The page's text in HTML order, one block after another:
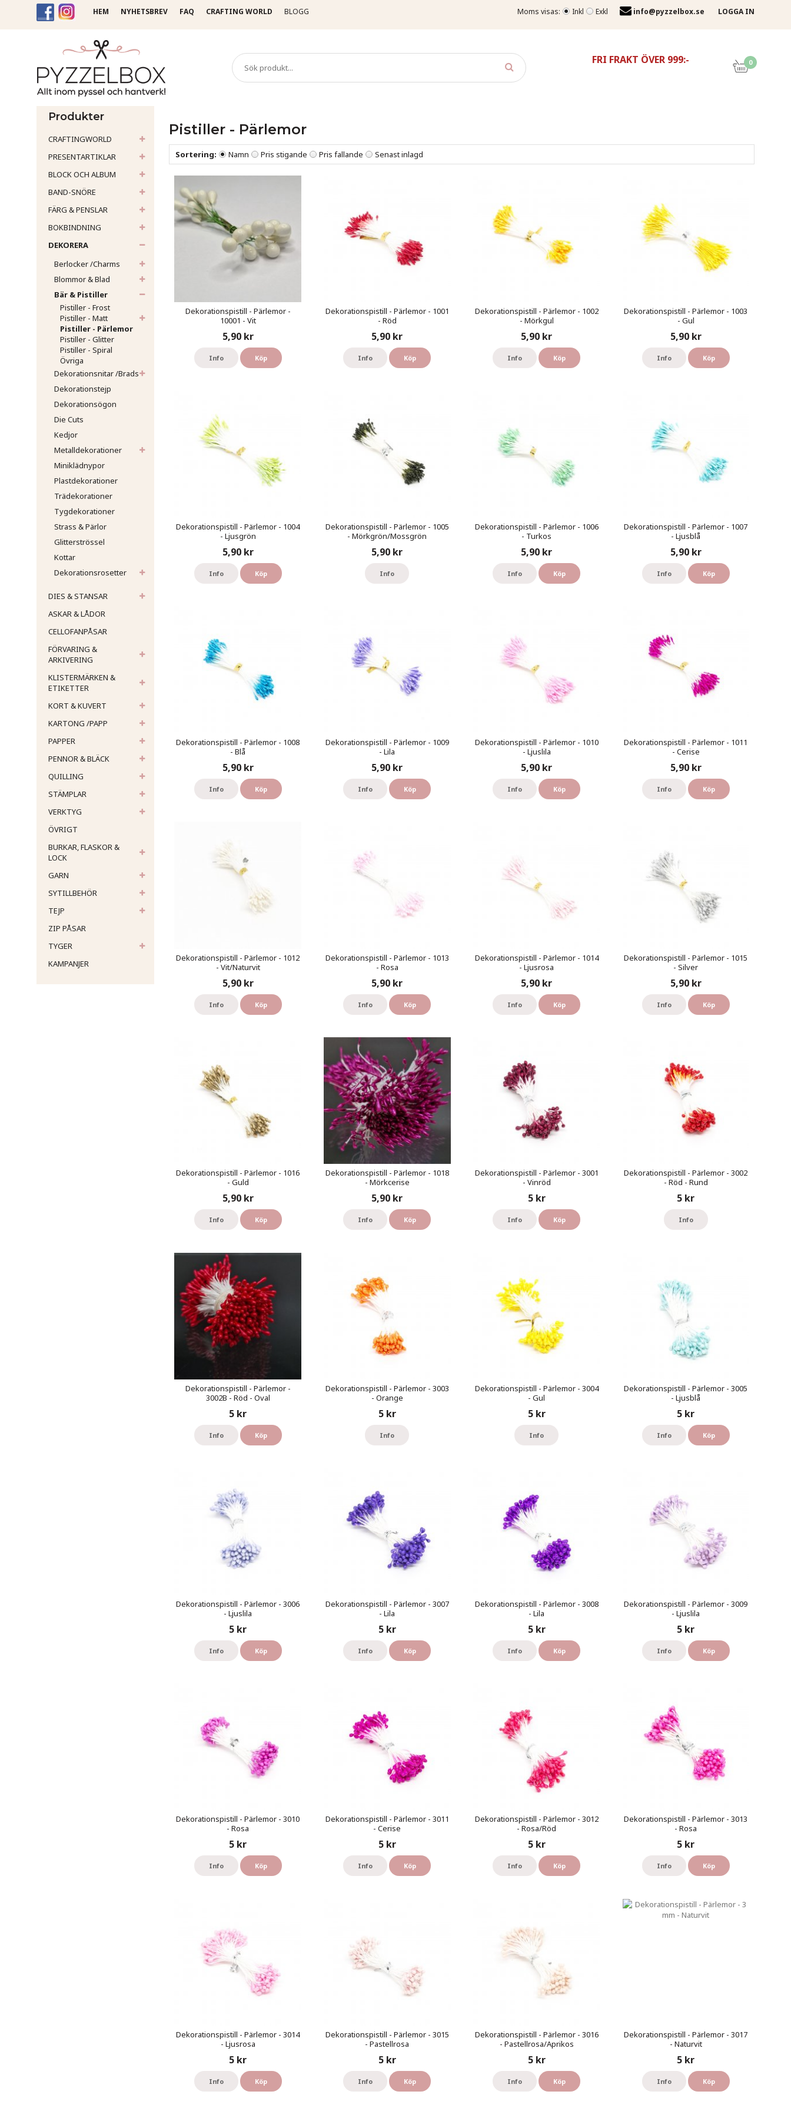
Moms visas: Inkl Exkl info@pyzzelbox.se LOGGA IN
HEM NYHETSBREV FAQ CRAFTING WORLD BLOGG
FRI FRAKT ÖVER 999:- 0
Produkter
CRAFTINGWORLD
PRESENTARTIKLAR
BLOCK OCH ALBUM
BAND-SNÖRE
FÄRG & PENSLAR
BOKBINDNING
DEKORERA
Berlocker /Charms
Blommor & Blad
Bär & Pistiller
Pistiller - Frost
Pistiller - Matt
Pistiller - Pärlemor
Pistiller - Glitter
Pistiller - Spiral
Övriga
Dekorationsnitar /Brads
Dekorationstejp
Dekorationsögon
Die Cuts
Kedjor
Metalldekorationer
Miniklädnypor
Plastdekorationer
Trädekorationer
Tygdekorationer
Strass & Pärlor
Glitterströssel
Kottar
Dekorationsrosetter
DIES & STANSAR
ASKAR & LÅDOR
CELLOFANPÅSAR
FÖRVARING &
ARKIVERING
KLISTERMÄRKEN &
ETIKETTER
KORT & KUVERT
KARTONG /PAPP
PAPPER
PENNOR & BLÄCK
QUILLING
STÄMPLAR
VERKTYG
ÖVRIGT
BURKAR, FLASKOR &
LOCK
GARN
SYTILLBEHÖR
TEJP
ZIP PÅSAR
TYGER
KAMPANJER
Pistiller - Pärlemor
Sortering: Namn Pris stigande Pris fallande Senast inlagd
Dekorationspistill - Pärlemor -
10001 - Vit
5,90 kr
Info Köp
Dekorationspistill - Pärlemor - 1001
- Röd
5,90 kr
Info Köp
Dekorationspistill - Pärlemor - 1002
- Mörkgul
5,90 kr
Info Köp
Dekorationspistill - Pärlemor - 1003
- Gul
5,90 kr
Info Köp
Dekorationspistill - Pärlemor - 1004
- Ljusgrön
5,90 kr
Info Köp
Dekorationspistill - Pärlemor - 1005
- Mörkgrön/Mossgrön
5,90 kr
Info
Dekorationspistill - Pärlemor - 1006
- Turkos
5,90 kr
Info Köp
Dekorationspistill - Pärlemor - 1007
- Ljusblå
5,90 kr
Info Köp
Dekorationspistill - Pärlemor - 1008
- Blå
5,90 kr
Info Köp
Dekorationspistill - Pärlemor - 1009
- Lila
5,90 kr
Info Köp
Dekorationspistill - Pärlemor - 1010
- Ljuslila
5,90 kr
Info Köp
Dekorationspistill - Pärlemor - 1011
- Cerise
5,90 kr
Info Köp
Dekorationspistill - Pärlemor - 1012
- Vit/Naturvit
5,90 kr
Info Köp
Dekorationspistill - Pärlemor - 1013
- Rosa
5,90 kr
Info Köp
Dekorationspistill - Pärlemor - 1014
- Ljusrosa
5,90 kr
Info Köp
Dekorationspistill - Pärlemor - 1015
- Silver
5,90 kr
Info Köp
Dekorationspistill - Pärlemor - 1016
- Guld
5,90 kr
Info Köp
Dekorationspistill - Pärlemor - 1018
- Mörkcerise
5,90 kr
Info Köp
Dekorationspistill - Pärlemor - 3001
- Vinröd
5 kr
Info Köp
Dekorationspistill - Pärlemor - 3002
- Röd - Rund
5 kr
Info
Dekorationspistill - Pärlemor -
3002B - Röd - Oval
5 kr
Info Köp
Dekorationspistill - Pärlemor - 3003
- Orange
5 kr
Info
Dekorationspistill - Pärlemor - 3004
- Gul
5 kr
Info
Dekorationspistill - Pärlemor - 3005
- Ljusblå
5 kr
Info Köp
Dekorationspistill - Pärlemor - 3006
- Ljuslila
5 kr
Info Köp
Dekorationspistill - Pärlemor - 3007
- Lila
5 kr
Info Köp
Dekorationspistill - Pärlemor - 3008
- Lila
5 kr
Info Köp
Dekorationspistill - Pärlemor - 3009
- Ljuslila
5 kr
Info Köp
Dekorationspistill - Pärlemor - 3010
- Rosa
5 kr
Info Köp
Dekorationspistill - Pärlemor - 3011
- Cerise
5 kr
Info Köp
Dekorationspistill - Pärlemor - 3012
- Rosa/Röd
5 kr
Info Köp
Dekorationspistill - Pärlemor - 3013
- Rosa
5 kr
Info Köp
Dekorationspistill - Pärlemor - 3014
- Ljusrosa
5 kr
Info Köp
Dekorationspistill - Pärlemor - 3015
- Pastellrosa
5 kr
Info Köp
Dekorationspistill - Pärlemor - 3016
- Pastellrosa/Aprikos
5 kr
Info Köp
Dekorationspistill - Pärlemor - 3017
- Naturvit
5 kr
Info Köp